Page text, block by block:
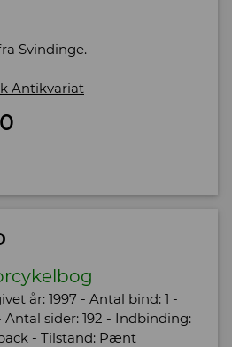
Svindinge.
Antikvariat
år: 1997 - Antal bind: 1 -
Antal sider: 192 - Indbinding:
- Tilstand: Pænt